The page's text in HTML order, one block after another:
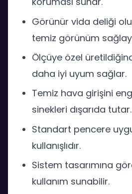
Görünür vida deliği
temiz görünüm
Ölçüye özel
daha iyi uyum sağlar.
Temiz hava girişini
sinekleri dışarıda tutar.
Standart pencere
kullanışlıdır.
Sistem tasarımına
kullanım sunabilir.